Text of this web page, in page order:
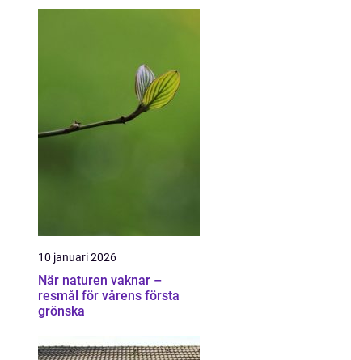
10 januari 2026
När naturen vaknar –
resmål för vårens första
grönska